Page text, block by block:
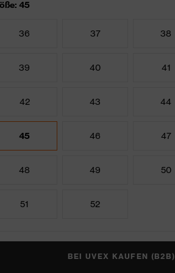
45
36 37 38
39 40 41
42 43 44
45 46 47
48 49 50
51 52
BEI UVEX KAUFEN (B2B)